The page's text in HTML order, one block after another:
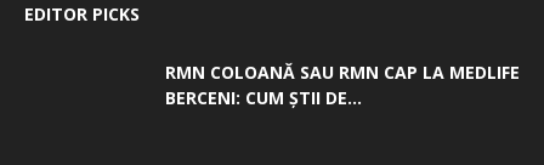
EDITOR PICKS
RMN COLOANĂ SAU RMN CAP LA MEDLIFE
BERCENI: CUM ȘTII DE...